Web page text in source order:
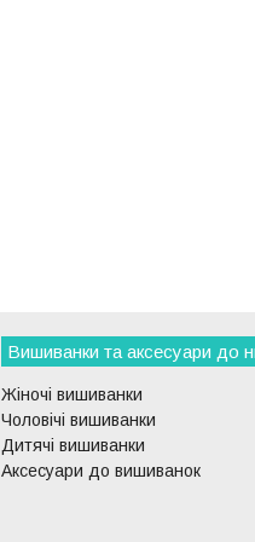
Вишиванки та аксесуари до
Жіночі вишиванки
Чоловічі вишиванки
Дитячі вишиванки
Аксесуари до вишиванок